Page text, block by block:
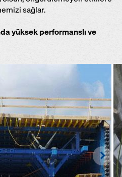
sağlar.
yüksek performanslı ve